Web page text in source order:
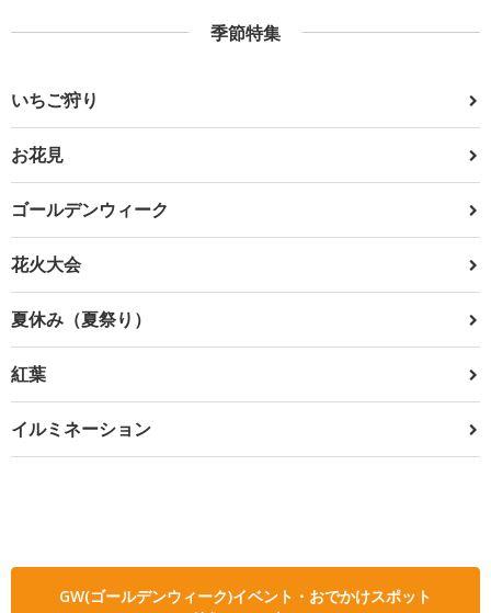
季節特集
いちご狩り
お花見
ゴールデンウィーク
花火大会
夏休み（夏祭り）
紅葉
イルミネーション
GW(ゴールデンウィーク)イベント・おでかけスポット